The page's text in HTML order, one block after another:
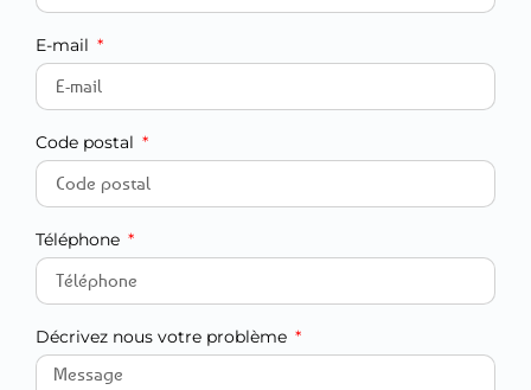
E-mail
Code postal
Téléphone
Décrivez nous votre problème